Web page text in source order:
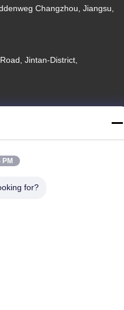
Changzhou, Jiangsu,
Jintan-District,
for?